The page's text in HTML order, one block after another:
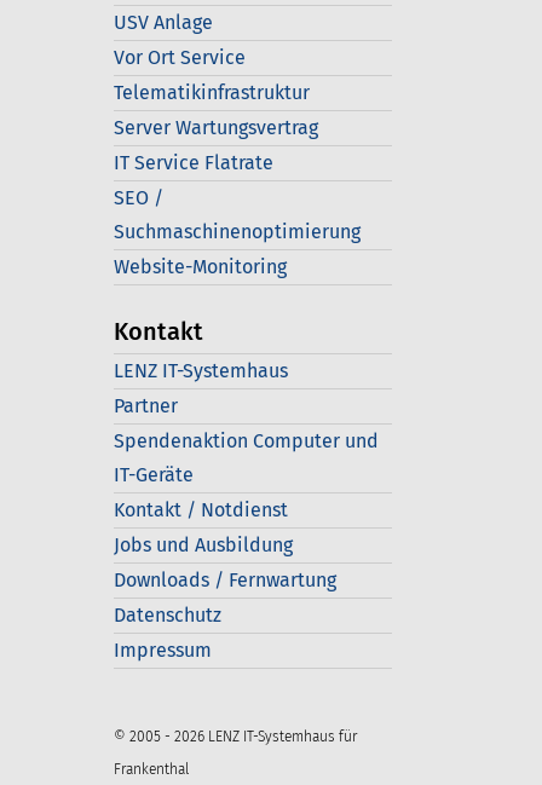
USV Anlage
Vor Ort Service
Telematikinfrastruktur
Server Wartungsvertrag
IT Service Flatrate
SEO /
Suchmaschinenoptimierung
Website-Monitoring
Kontakt
LENZ IT-Systemhaus
Partner
Spendenaktion Computer und
IT-Geräte
Kontakt / Notdienst
Jobs und Ausbildung
Downloads / Fernwartung
Datenschutz
Impressum
© 2005 - 2026 LENZ IT-Systemhaus für
Frankenthal